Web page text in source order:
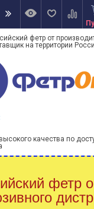
фетр от
на территории
качества по
фетр